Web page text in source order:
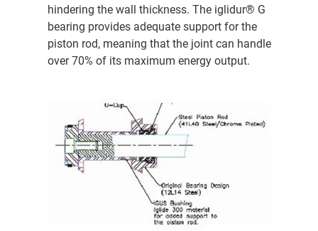
hindering the wall thickness. The iglidur® G
bearing provides adequate support for the
piston rod, meaning that the joint can handle
over 70% of its maximum energy output.